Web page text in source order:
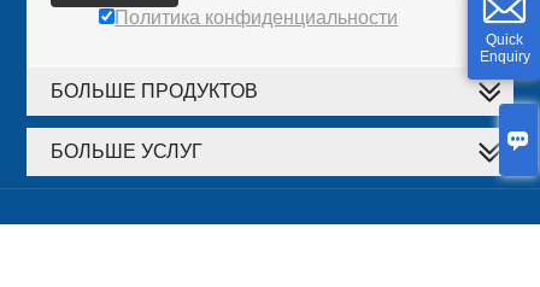

Quick
Enquiry
Политика конфиденциальности
БОЛЬШЕ ПРОДУКТОВ
БОЛЬШЕ УСЛУГ